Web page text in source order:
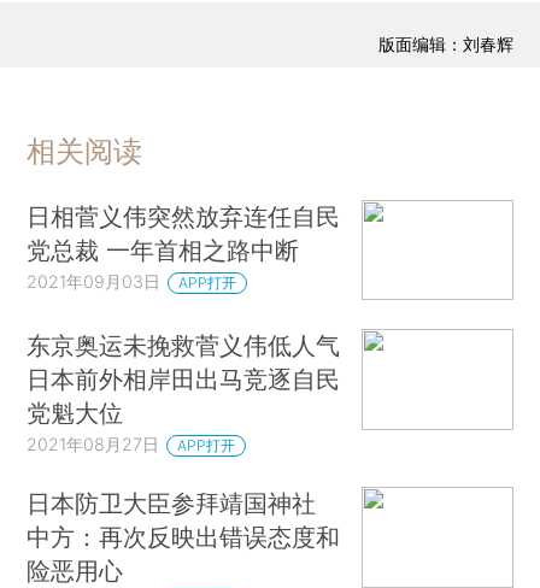
版面编辑：刘春辉
相关阅读
日相菅义伟突然放弃连任自民
党总裁 一年首相之路中断
2021年09月03日 APP打开
东京奥运未挽救菅义伟低人气
日本前外相岸田出马竞逐自民
党魁大位
2021年08月27日 APP打开
日本防卫大臣参拜靖国神社
中方：再次反映出错误态度和
险恶用心